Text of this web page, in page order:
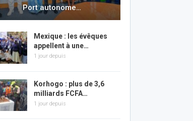
Port autonome…
Mexique : les évêques
appellent à une…
1 jour depuis
Korhogo : plus de 3,6
milliards FCFA…
1 jour depuis